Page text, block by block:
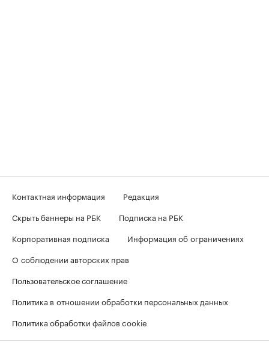
Контактная информация
Редакция
Скрыть баннеры на РБК
Подписка на РБК
Корпоративная подписка
Информация об ограничениях
О соблюдении авторских прав
Пользовательское соглашение
Политика в отношении обработки персональных данных
Политика обработки файлов cookie